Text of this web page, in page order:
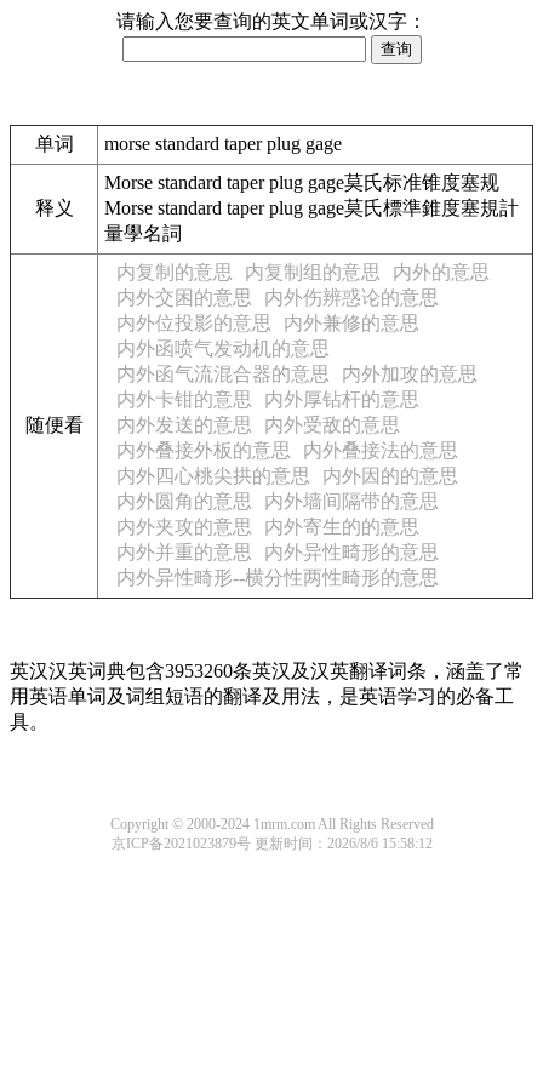
请输入您要查询的英文单词或汉字：
单词 morse standard taper plug gage
释义
Morse standard taper plug gage莫氏标准锥度塞规
Morse standard taper plug gage莫氏標準錐度塞規計
量學名詞
随便看
内复制的意思 内复制组的意思
内外的意思
内外交困的意思
内外伤辨惑论的意思
内外位投影的意思
内外兼修的意思
内外函喷气发动机的意思
内外函气流混合器的意思
内外加攻的意思
内外卡钳的意思
内外厚钻杆的意思
内外发送的意思
内外受敌的意思
内外叠接外板的意思
内外叠接法的意思
内外四心桃尖拱的意思
内外因的的意思
内外圆角的意思
内外墙间隔带的意思
内外夹攻的意思
内外寄生的的意思
内外并重的意思
内外异性畸形的意思
内外异性畸形--横分性两性畸形的意思
英汉汉英词典包含3953260条英汉及汉英翻译词条，涵盖了常
用英语单词及词组短语的翻译及用法，是英语学习的必备工
具。
Copyright © 2000-2024 1mrm.com All Rights Reserved
京ICP备2021023879号 更新时间：2026/8/6 15:58:12